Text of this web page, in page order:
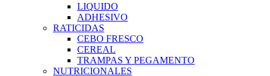
LIQUIDO
ADHESIVO
RATICIDAS
CEBO FRESCO
CEREAL
TRAMPAS Y PEGAMENTO
NUTRICIONALES